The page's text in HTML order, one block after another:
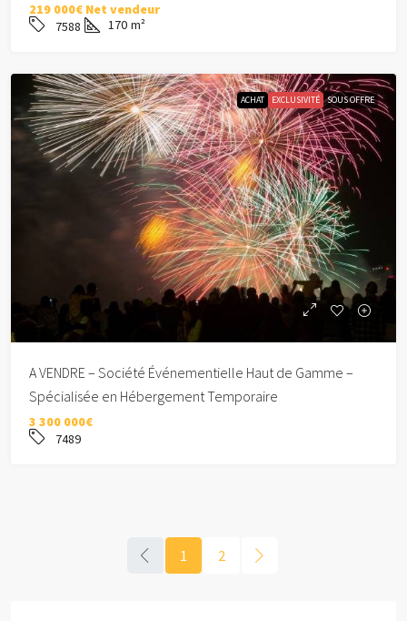
219 000€ Net vendeur
7588
170 m²
ACHAT EXCLUSIVITÉ SOUS OFFRE
A VENDRE – Société Événementielle Haut de Gamme –
Spécialisée en Hébergement Temporaire
3 300 000€
7489
1 2